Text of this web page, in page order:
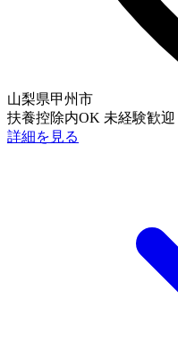
山梨県甲州市
扶養控除内OK 未経験歓迎
詳細を見る